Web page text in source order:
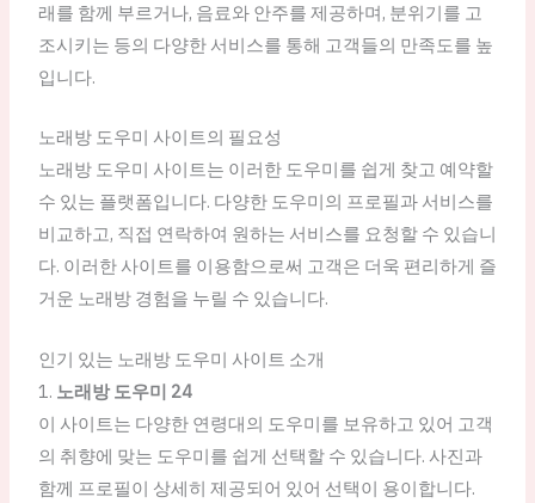
래를 함께 부르거나, 음료와 안주를 제공하며, 분위기를 고
조시키는 등의 다양한 서비스를 통해 고객들의 만족도를 높
입니다.
노래방 도우미 사이트의 필요성
노래방 도우미 사이트는 이러한 도우미를 쉽게 찾고 예약할
수 있는 플랫폼입니다. 다양한 도우미의 프로필과 서비스를
비교하고, 직접 연락하여 원하는 서비스를 요청할 수 있습니
다. 이러한 사이트를 이용함으로써 고객은 더욱 편리하게 즐
거운 노래방 경험을 누릴 수 있습니다.
인기 있는 노래방 도우미 사이트 소개
1. 노래방 도우미 24
이 사이트는 다양한 연령대의 도우미를 보유하고 있어 고객
의 취향에 맞는 도우미를 쉽게 선택할 수 있습니다. 사진과
함께 프로필이 상세히 제공되어 있어 선택이 용이합니다.